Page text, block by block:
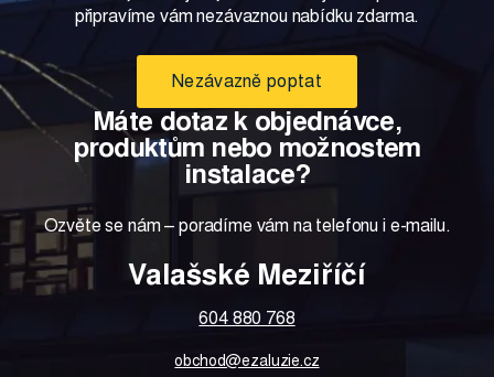
připravíme vám nezávaznou nabídku zdarma.
Nezávazně poptat
Máte dotaz k objednávce,
produktům nebo možnostem
instalace?
Ozvěte se nám – poradíme vám na telefonu i e-mailu.
Valašské Meziříčí
604 880 768
obchod@ezaluzie.cz